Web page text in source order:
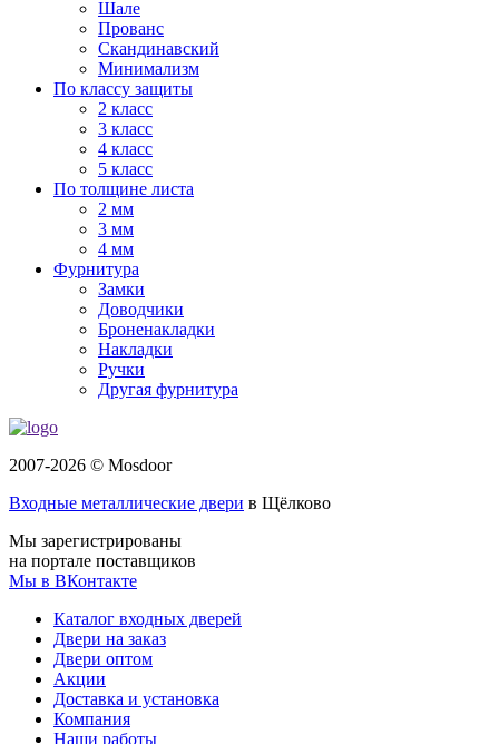
Шале
Прованс
Скандинавский
Минимализм
По классу защиты
2 класс
3 класс
4 класс
5 класс
По толщине листа
2 мм
3 мм
4 мм
Фурнитура
Замки
Доводчики
Броненакладки
Накладки
Ручки
Другая фурнитура
2007-2026 © Mosdoor
Входные металлические двери в Щёлково
Мы зарегистрированы
на портале поставщиков
Мы в ВКонтакте
Каталог входных дверей
Двери на заказ
Двери оптом
Акции
Доставка и установка
Компания
Наши работы